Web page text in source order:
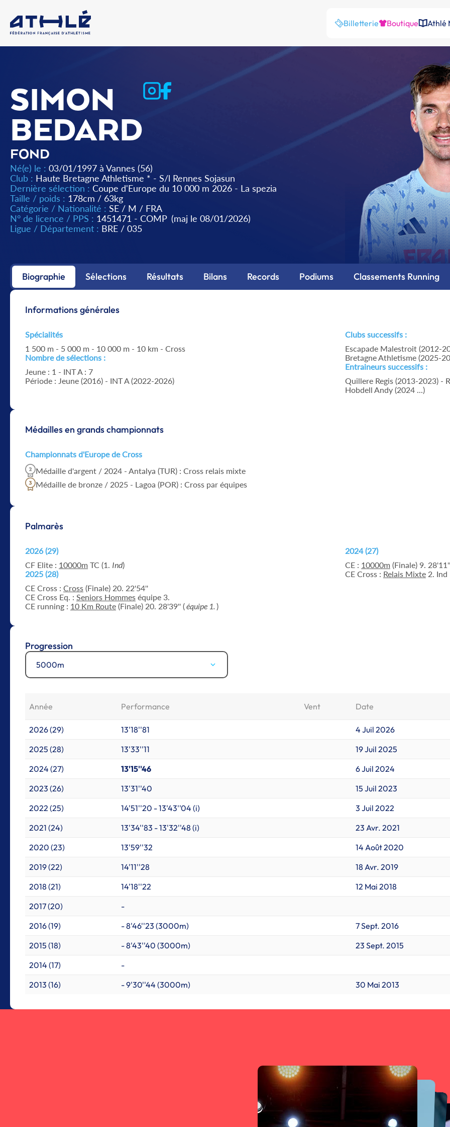
Billetterie Boutique Athlé
SIMON
BEDARD
FOND
Né(e) le : 03/01/1997 à Vannes (56)
Club : Haute Bretagne Athletisme * - S/l Rennes Sojasun
Dernière sélection : Coupe d'Europe du 10 000 m 2026 - La spezia
Taille / poids : 178cm / 63kg
Catégorie / Nationalité : SE / M / FRA
N° de licence / PPS : 1451471 - COMP (maj le 08/01/2026)
Ligue / Département : BRE / 035
Biographie Sélections Résultats Bilans Records Podiums Classements Running
Informations générales
Spécialités
1 500 m - 5 000 m - 10 000 m - 10 km - Cross
Nombre de sélections :
Jeune : 1 - INT A : 7
Période : Jeune (2016) - INT A (2022-2026)
Clubs successifs :
Escapade Malestroit (2012-
Bretagne Athletisme (2025-
Entraineurs successifs :
Quillere Regis (2013-2023) -
Hobdell Andy (2024 ...)
Médailles en grands championnats
Championnats d'Europe de Cross
Médaille d'argent / 2024 - Antalya (TUR) : Cross relais mixte
Médaille de bronze / 2025 - Lagoa (POR) : Cross par équipes
Palmarès
2026 (29)
CF Elite : 10000m TC (1. Ind)
2025 (28)
CE Cross : Cross (Finale) 20. 22'54''
CE Cross Eq. : Seniors Hommes équipe 3.
CE running : 10 Km Route (Finale) 20. 28'39'' (équipe 1.)
2024 (27)
CE : 10000m (Finale) 9.
CE Cross : Relais Mixte2. Ind
Progression
5000m
Année Performance Vent Date
2026 (29) 13'18''81
4 Juil 2026
2025 (28)
13'33''11
19 Juil 2025
2024 (27)
13'15''46
6 Juil 2024
2023 (26)
13'31''40
15 Juil 2023
2022 (25)
14'51''20 - 13'43''04 (i)
3 Juil 2022
2021 (24)
13'34''83 - 13'32''48 (i)
23 Avr. 2021
2020 (23)
13'59''32
14 Août 2020
2019 (22)
14'11''28
18 Avr. 2019
2018 (21)
14'18''22
12 Mai 2018
2017 (20)
-
2016 (19)
- 8'46''23 (3000m)
7 Sept. 2016
2015 (18)
- 8'43''40 (3000m)
23 Sept. 2015
2014 (17)
-
2013 (16)
- 9'30''44 (3000m) 30 Mai 2013